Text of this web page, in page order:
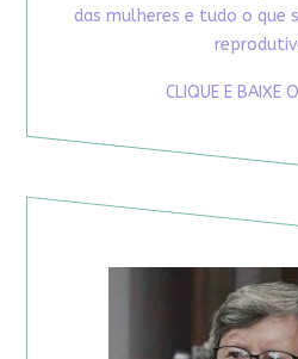
das mulheres e tudo o que
CLIQUE E BAIXE